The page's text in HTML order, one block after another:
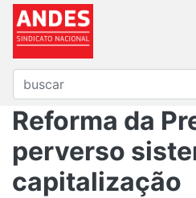
Reforma da
perverso
capitalização